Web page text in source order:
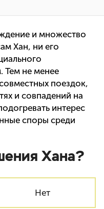
и множество
Хан, ни его
Тем не менее
поездок,
и совпадений на
интерес
споры среди
Хана?
Нет